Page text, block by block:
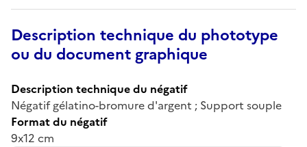
Description technique du phototype
ou du document graphique
Description technique du négatif
Négatif gélatino-bromure d'argent ; Support souple
Format du négatif
9x12 cm